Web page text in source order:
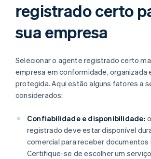
registrado certo
sua empresa
Selecionar o agente registrado certo
empresa em conformidade, organizada
protegida. Aqui estão alguns fatores a
considerados:
Confiabilidade e disponibilidade:
registrado deve estar disponível
comercial para receber
Certifique-se de escolher um